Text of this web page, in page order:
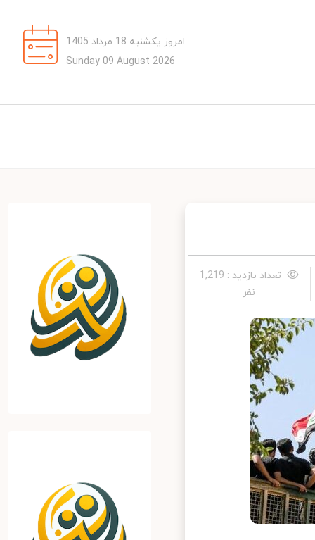
امروز یکشنبه 18 مرداد 1405
Sunday 09 August 2026
تعداد بازدید : 1,219
نفر